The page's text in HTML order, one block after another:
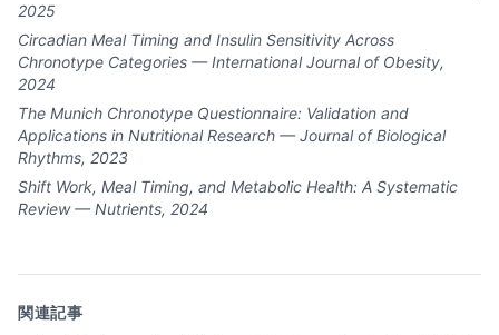
2025
Circadian Meal Timing and Insulin Sensitivity Across
Chronotype Categories — International Journal of Obesity,
2024
The Munich Chronotype Questionnaire: Validation and
Applications in Nutritional Research — Journal of Biological
Rhythms, 2023
Shift Work, Meal Timing, and Metabolic Health: A Systematic
Review — Nutrients, 2024
関連記事